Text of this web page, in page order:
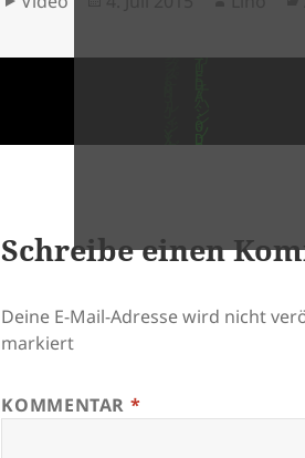
Schreibe einen
Deine E-Mail-Adresse wird nicht
markiert
KOMMENTAR *